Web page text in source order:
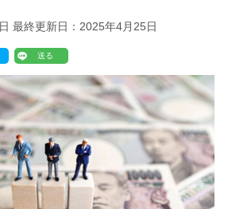
最終更新日： 2025年4月25日
送る